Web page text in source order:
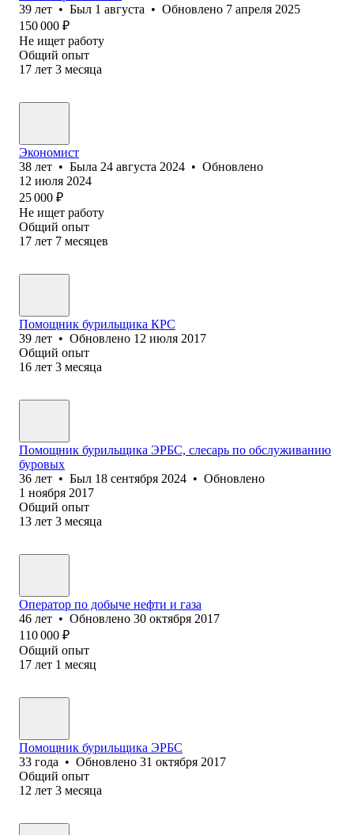
39 лет • Был 1 августа • Обновлено 7 апреля 2025
150 000 ₽
Не ищет работу
Общий опыт
17 лет 3 месяца
Экономист
38 лет • Была 24 августа 2024 • Обновлено
12 июля 2024
25 000 ₽
Не ищет работу
Общий опыт
17 лет 7 месяцев
Помощник бу⁢рильщика КРС
39 лет • Обновлено 12 июля 2017
Общий опыт
16 лет 3 месяца
Помощник бурильщика ЭРБС, слесарь по обслуживанию
буровых
36 лет • Был 18 сентября 2024 • Обновлено
1 ноября 2017
Общий опыт
13 лет 3 месяца
Оператор по добыче нефти и газа
46 лет • Обновлено 30 октября 2017
110 000 ₽
Общий опыт
17 лет 1 месяц
Помощник бур‎ильщика ЭРБС
33 года • Обновлено 31 октября 2017
Общий опыт
12 лет 3 месяца